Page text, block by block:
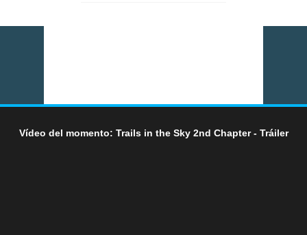
Vídeo del momento: Trails in the Sky 2nd Chapter - Tráiler